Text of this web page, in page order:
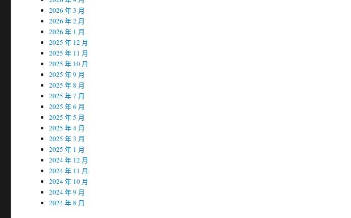
2026 年 3 月
2026 年 2 月
2026 年 1 月
2025 年 12 月
2025 年 11 月
2025 年 10 月
2025 年 9 月
2025 年 8 月
2025 年 7 月
2025 年 6 月
2025 年 5 月
2025 年 4 月
2025 年 3 月
2025 年 1 月
2024 年 12 月
2024 年 11 月
2024 年 10 月
2024 年 9 月
2024 年 8 月